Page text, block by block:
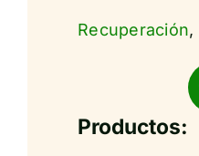
Recuperación,
Productos: